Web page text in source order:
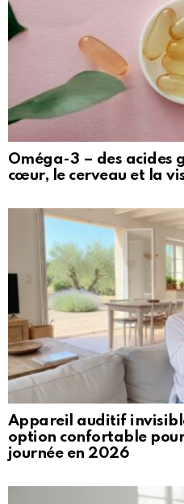
Oméga-3 – des acides
cœur, le cerveau et la
Appareil auditif
option confortable
journée en 2026